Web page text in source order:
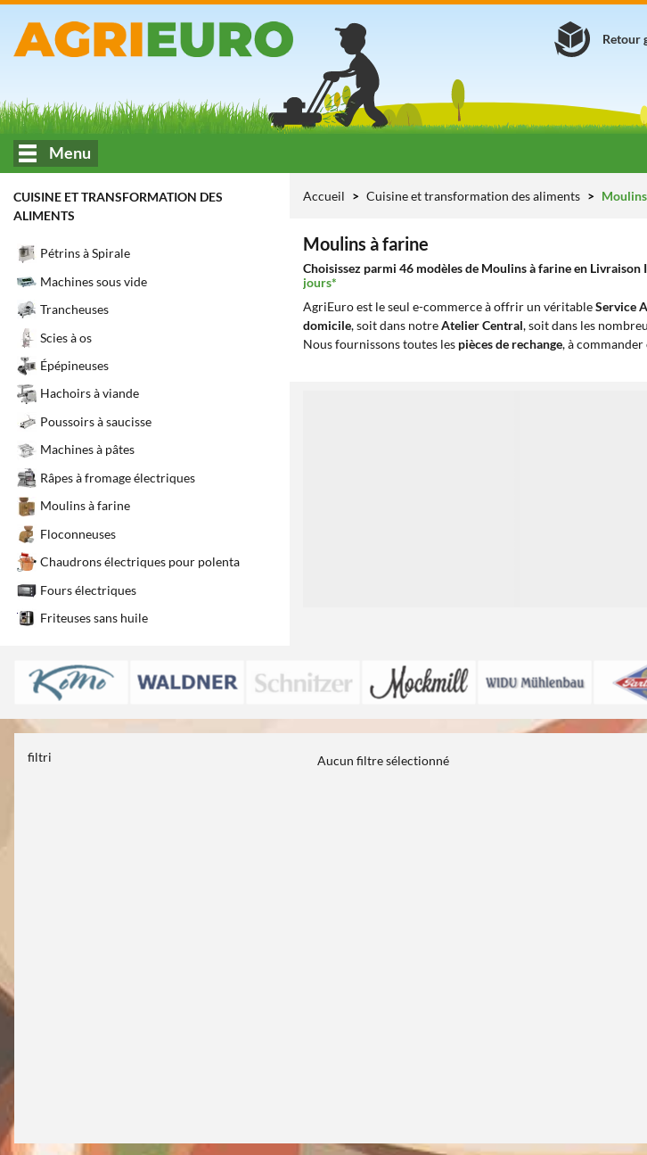
Retour
Menu
CUISINE ET TRANSFORMATION DES
ALIMENTS
Pétrins à Spirale
Machines sous vide
Trancheuses
Scies à os
Épépineuses
Hachoirs à viande
Poussoirs à saucisse
Machines à pâtes
Râpes à fromage électriques
Moulins à farine
Floconneuses
Chaudrons électriques pour polenta
Fours électriques
Friteuses sans huile
Accueil Cuisine et transformation des aliments
Moulins à farine
Choisissez parmi 46 modèles de Moulins à farine en
jours*
AgriEuro est le seul e-commerce à offrir un véritableService
domicile, soit dans notreAtelier Central, soit dans les
Nous fournissons toutes les pièces de rechange, à
filtri Aucun filtre sélectionné